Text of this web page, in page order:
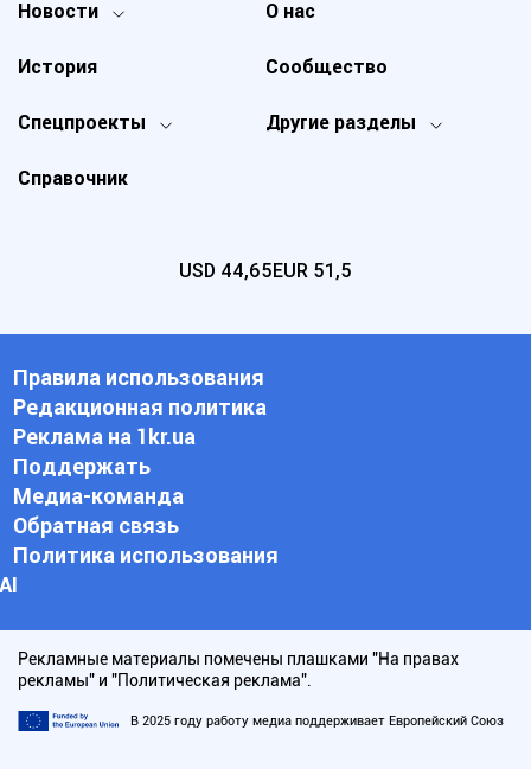
Новости
Спецпроекты Другие разделы
История
О нас
Справочник
Сообщество
USD 44,65EUR 51,5
Правила использования
Редакционная политика
Реклама на 1kr.ua
Поддержать
Медиа-команда
Обратная связь
Политика использования
АI
Рекламные материалы помечены плашками "На правах
рекламы" и "Политическая реклама".
В 2025 году работу медиа поддерживает Европейский Союз